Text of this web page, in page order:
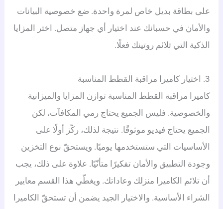
على بطاقة بديل خاص لمرة واحدة. ضع خصوصية البيانات
والأمان في حسبانك عند اختيار أي جهاز متصل. اختر المزايا
الذكية التي تلائم روتينك فعلًا.
كاميرا مراقبة القطط المناسبة توازن المزايا والميزانية
والخصوصية. فليس الجميع يحتاج رمي المكافآت، لكن
الجميع يحتاج فيديو موثوقًا. نتيجة لذلك، ركّز أولًا على
الأساسيات التي ستستخدمها يوميًا. ويستحقّ نوع التخزين
وجودة التطبيق والأمان تفكيرًا متأنّيًا. علاوة على ذلك، يجب
أن تلائم الكاميرا منزلك وعاداتك. ويغطّي هذا القسم معايير
الشراء الأساسية. والاختيار الجيد يضمن أن تستحقّ الكاميرا